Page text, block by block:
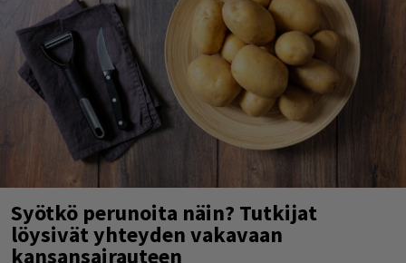
Syötkö perunoita näin? Tutkijat
löysivät yhteyden vakavaan
kansansairauteen